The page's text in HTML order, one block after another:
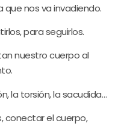
que nos va invadiendo.
para seguirlos.
nuestro cuerpo al
la torsión, la sacudida…
conectar el cuerpo,